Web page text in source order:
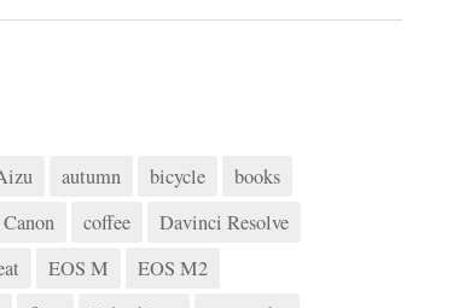
autumn bicycle
books
Canon coffee
Davinci Resolve
EOS M
EOS M2